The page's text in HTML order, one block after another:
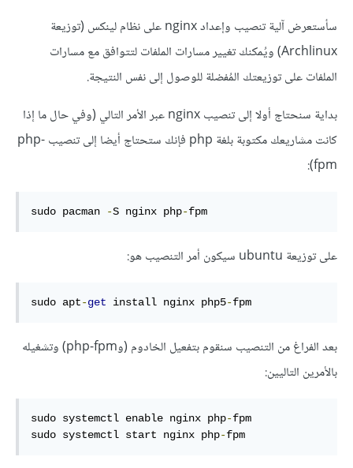
سأستعرض آلية تنصيب وإعداد nginx على نظام لينكس (توزيعة
Archlinux) ويُمكنك تغيير مسارات الملفات لتتوافق مع مسارات
الملفات على توزيعتك المُفضلة للوصول إلى نفس النتيجة.
بداية سنحتاج أولا إلى تنصيب nginx عبر الأمر التالي (وفي حال ما إذا
كانت مشاريعك مكتوبة بلغة php فإنك ستحتاج أيضا إلى تنصيب php-
fpm):
sudo pacman -S nginx php-fpm
على توزيعة ubuntu سيكون أمر التنصيب هو:
sudo apt-get install nginx php5-fpm
بعد الفراغ من التنصيب سنقوم بتفعيل الخادوم (وphp-fpm) وتشغيله
بالأمرين التاليين:
sudo systemctl enable nginx php-fpm
sudo systemctl start nginx php-fpm